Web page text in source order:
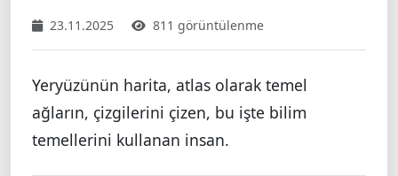
23.11.2025 811 görüntülenme
Yeryüzünün harita, atlas olarak temel
ağların, çizgilerini çizen, bu işte bilim
temellerini kullanan insan.